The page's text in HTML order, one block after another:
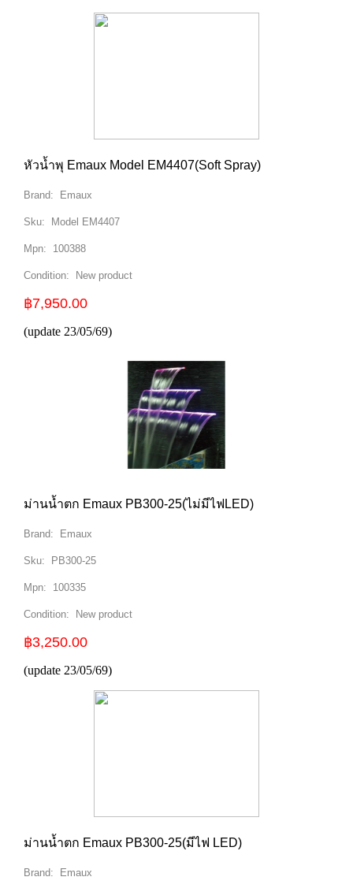
หัวน้ำพุ Emaux Model EM4407(Soft Spray)
Brand: Emaux
Sku: Model EM4407
Mpn: 100388
Condition: New product
฿7,950.00
(update 23/05/69)
ม่านน้ำตก Emaux PB300-25(ไม่มีไฟLED)
Brand: Emaux
Sku: PB300-25
Mpn: 100335
Condition: New product
฿3,250.00
(update 23/05/69)
ม่านน้ำตก Emaux PB300-25(มีไฟ LED)
Brand: Emaux